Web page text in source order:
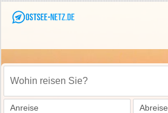
Wohin reisen Sie?
Anreise Abreise